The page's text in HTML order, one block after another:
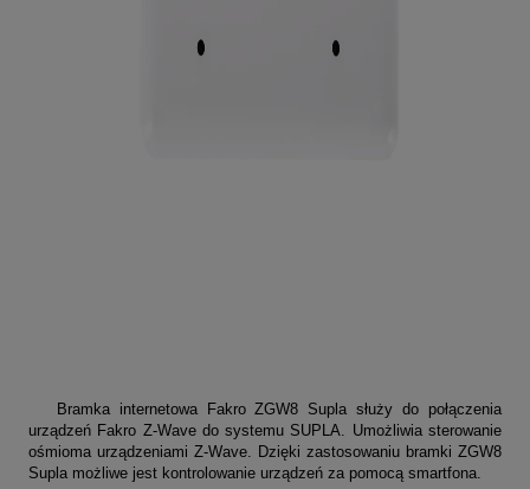
Bramka internetowa Fakro ZGW8 Supla służy do połączenia
urządzeń Fakro Z-Wave do systemu SUPLA. Umożliwia sterowanie
ośmioma urządzeniami Z-Wave. Dzięki zastosowaniu bramki ZGW8
Supla możliwe jest kontrolowanie urządzeń za pomocą smartfona.